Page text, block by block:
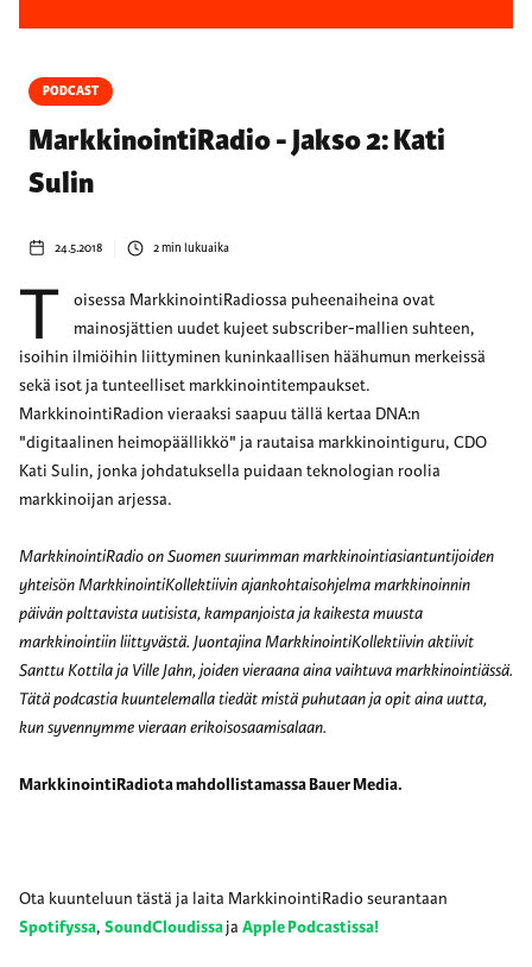
PODCAST
MarkkinointiRadio - Jakso 2: Kati
Sulin
24.5.2018 2min lukuaika
T
oisessa MarkkinointiRadiossa puheenaiheina ovat
mainosjättien uudet kujeet subscriber-mallien suhteen,
isoihin ilmiöihin liittyminen kuninkaallisen häähumun merkeissä
sekä isot ja tunteelliset markkinointitempaukset.
MarkkinointiRadion vieraaksi saapuu tällä kertaa DNA:n
"digitaalinen heimopäällikkö" ja rautaisa markkinointiguru, CDO
Kati Sulin, jonka johdatuksella puidaan teknologian roolia
markkinoijan arjessa.
MarkkinointiRadio on Suomen suurimman markkinointiasiantuntijoiden
yhteisön MarkkinointiKollektiivin ajankohtaisohjelma markkinoinnin
päivän polttavista uutisista, kampanjoista ja kaikesta muusta
markkinointiin liittyvästä. Juontajina MarkkinointiKollektiivin aktiivit
Santtu Kottila ja Ville Jahn, joiden vieraana aina vaihtuva markkinointiässä.
Tätä podcastia kuuntelemalla tiedät mistä puhutaan ja opit aina uutta,
kun syvennymme vieraan erikoisosaamisalaan.
MarkkinointiRadiota mahdollistamassa Bauer Media.
Ota kuunteluun tästä ja laita MarkkinointiRadio seurantaan
Spotifyssa, SoundCloudissaja Apple Podcastissa!